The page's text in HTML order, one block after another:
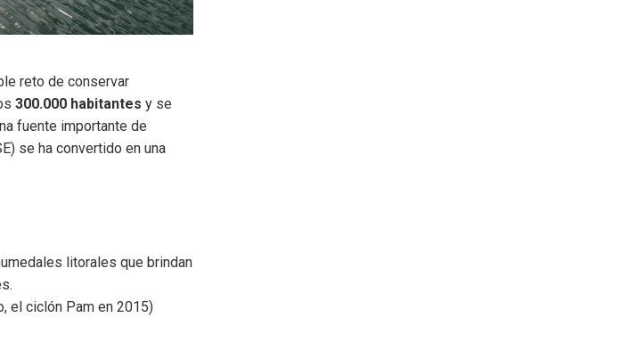
reto de conservar
300.000 habitantes y se
fuente importante de
se ha convertido en una
litorales que brindan
el ciclón Pam en 2015)